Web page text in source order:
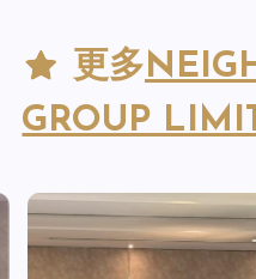
更多
GROUP